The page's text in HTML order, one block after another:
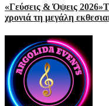
«Γεύσεις & Όψεις
χρονιά τη μεγάλη